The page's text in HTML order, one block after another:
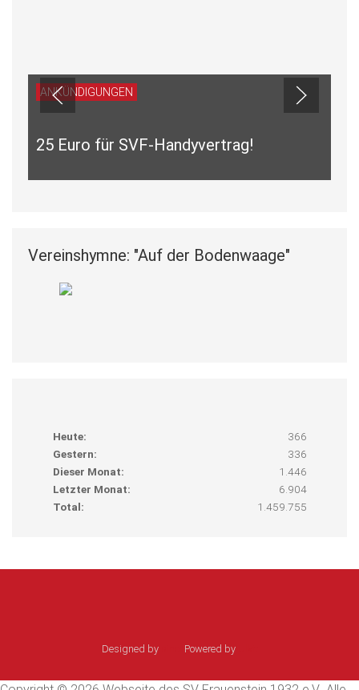
ANKÜNDIGUNGEN
25 Euro für SVF-Handyvertrag!
Vereinshymne: "Auf der Bodenwaage"
Heute:
366
Gestern:
336
Dieser Monat:
1.446
Letzter Monat:
6.904
Total:
1.459.755
Designed by Powered by